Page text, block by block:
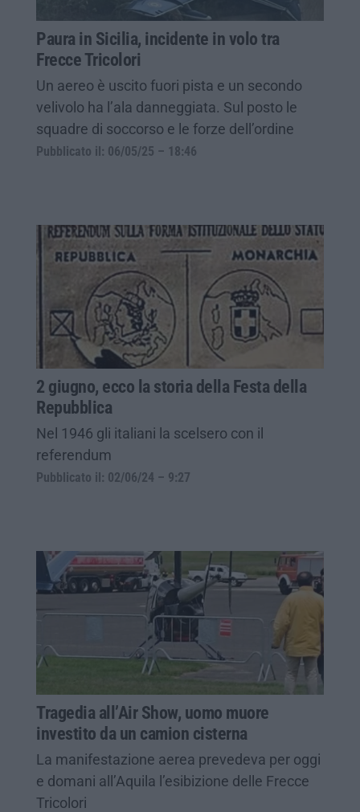
Paura in Sicilia, incidente in volo tra
Frecce Tricolori
Un aereo è uscito fuori pista e un secondo
velivolo ha l’ala danneggiata. Sul posto le
squadre di soccorso e le forze dell’ordine
Pubblicato il: 06/05/25 – 18:46
2 giugno, ecco la storia della Festa della
Repubblica
Nel 1946 gli italiani la scelsero con il
referendum
Pubblicato il: 02/06/24 – 9:27
Tragedia all’Air Show, uomo muore
investito da un camion cisterna
La manifestazione aerea prevedeva per oggi
e domani all’Aquila l’esibizione delle Frecce
Tricolori